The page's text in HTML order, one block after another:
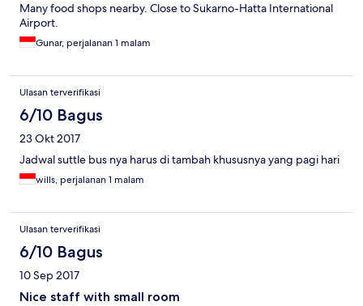
Many food shops nearby. Close to Sukarno-Hatta International
Airport.
Gunar, perjalanan 1 malam
Ulasan terverifikasi
6/10 Bagus
23 Okt 2017
Jadwal suttle bus nya harus di tambah khususnya yang pagi hari
wills, perjalanan 1 malam
Ulasan terverifikasi
6/10 Bagus
10 Sep 2017
Nice staff with small room